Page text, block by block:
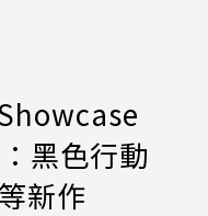
黑色行動
新作